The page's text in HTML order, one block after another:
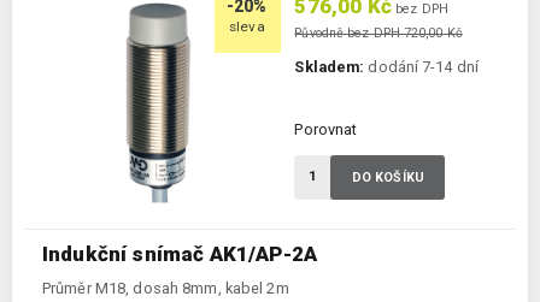
-20%
sleva
Indukční snímač AK1/AP-2A
Průměr M18, dosah 8mm, kabel 2m
576,00 Kč bez DPH
Původně bez DPH 720,00 Kč
Skladem: dodání 7-14 dní
Porovnat
DO KOŠÍKU